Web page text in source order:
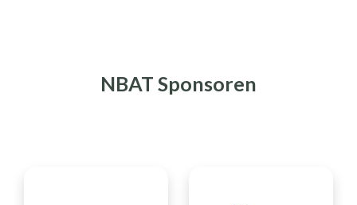
NBAT Sponsoren